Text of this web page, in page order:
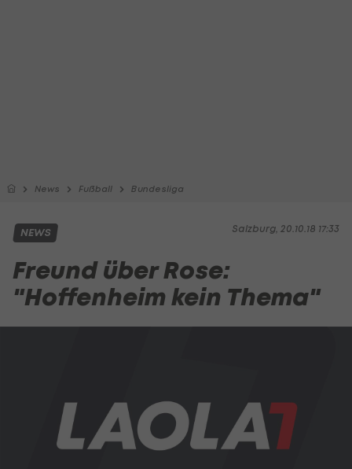
News Fußball Bundesliga
Salzburg, 20.10.18 17:33
NEWS
Freund über Rose:
"Hoffenheim kein Thema"